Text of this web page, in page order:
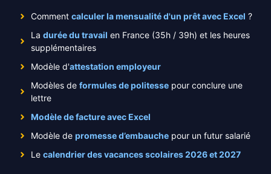
Comment calculer la mensualité d'un prêt avec Excel ?
La durée du travail en France (35h / 39h) et les heures
supplémentaires
Modèle d'attestation employeur
Modèles de formules de politesse pour conclure une
lettre
Modèle de facture avec Excel
Modèle de promesse d’embauche pour un futur salarié
Le calendrier des vacances scolaires 2026 et 2027